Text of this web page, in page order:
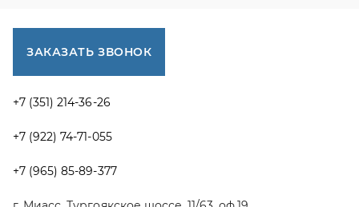
Каталог запчастей
Гарантии